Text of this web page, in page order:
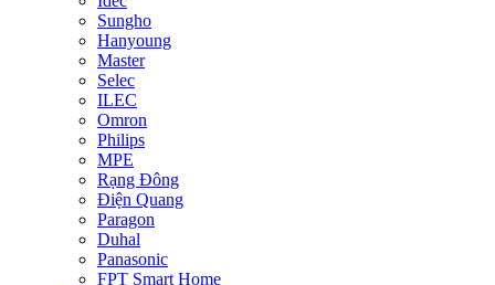
Sungho
Hanyoung
Master
Selec
ILEC
Omron
Philips
MPE
Rạng Đông
Điện Quang
Paragon
Duhal
Panasonic
FPT Smart Home